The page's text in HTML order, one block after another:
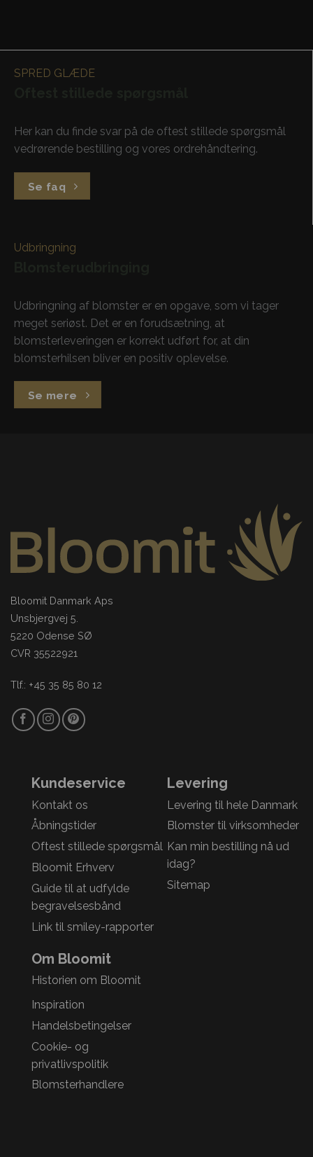
SPRED GLÆDE
Her kan du finde svar på de oftest stillede spørgsmål
vedrørende bestilling og vores ordrehåndtering.
Se faq
Udbringning
Udbringning af blomster er en opgave, som vi tager
meget seriøst. Det er en forudsætning, at
blomsterleveringen er korrekt udført for, at din
blomsterhilsen bliver en positiv oplevelse.
Se mere
Bloomit Danmark Aps
Unsbjergvej 5.
5220 Odense SØ
CVR 35522921
Tlf.: +45 35 85 80 12
Kundeservice
Kontakt os
Åbningstider
Oftest stillede spørgsmål
Bloomit Erhverv
Guide til at udfylde
begravelsesbånd
Link til smiley-rapporter
Levering
Levering til hele Danmark
Blomster til virksomheder
Kan min bestilling nå ud
idag?
Sitemap
Om Bloomit
Historien om Bloomit
Inspiration
Handelsbetingelser
Cookie- og
privatlivspolitik
Blomsterhandlere